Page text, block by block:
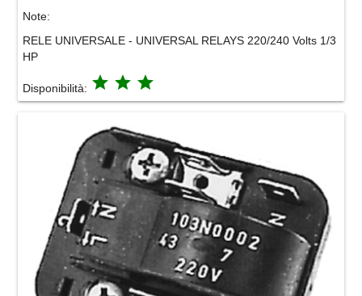
Note:
RELE UNIVERSALE - UNIVERSAL RELAYS 220/240 Volts 1/3
HP
Disponibilità: grade grade grade